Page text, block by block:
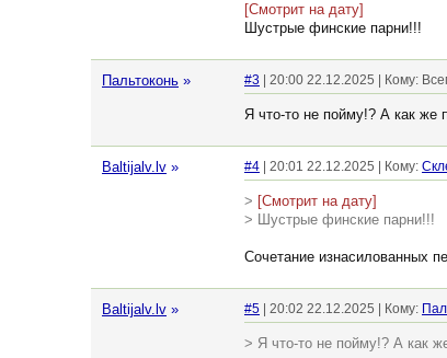
[Смотрит на дату]
Шустрые финские парни!!!
Пальтоконь » #3 | 20:00 22.12.2025 | Кому:
Я что-то не пойму!? А как же
Baltijalv.lv » #4 | 20:01 22.12.2025 | Кому:
> [Смотрит на дату]
> Шустрые финские парни!!!
Сочетание изнасилованных
Baltijalv.lv » #5 | 20:02 22.12.2025 | Кому:
> Я что-то не пойму!? А как